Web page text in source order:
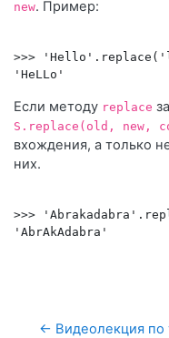
new. Пример:
>>>
Если методу replace
S.replace(old, new,
вхождения, а только
них.
>>>
← Видеолекция по